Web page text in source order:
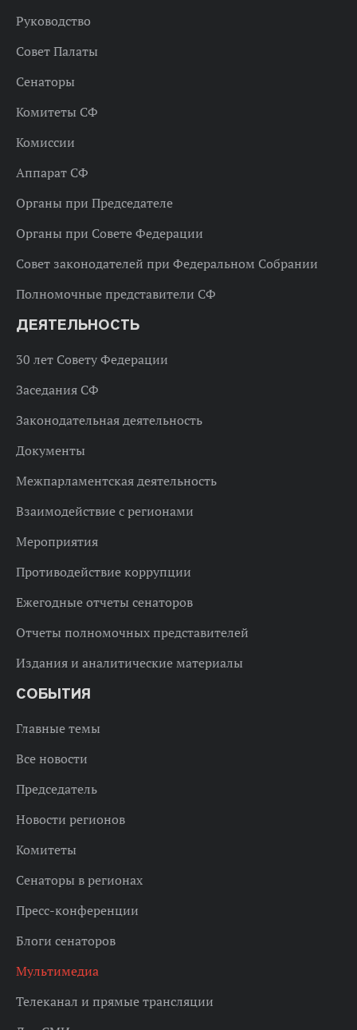
Руководство
Совет Палаты
Сенаторы
Комитеты СФ
Комиссии
Аппарат СФ
Органы при Председателе
Органы при Совете Федерации
Совет законодателей при Федеральном Собрании
Полномочные представители СФ
ДЕЯТЕЛЬНОСТЬ
30 лет Совету Федерации
Заседания СФ
Законодательная деятельность
Документы
Межпарламентская деятельность
Взаимодействие с регионами
Мероприятия
Противодействие коррупции
Ежегодные отчеты сенаторов
Отчеты полномочных представителей
Издания и аналитические материалы
СОБЫТИЯ
Главные темы
Все новости
Председатель
Новости регионов
Комитеты
Сенаторы в регионах
Пресс-конференции
Блоги сенаторов
Мультимедиа
Телеканал и прямые трансляции